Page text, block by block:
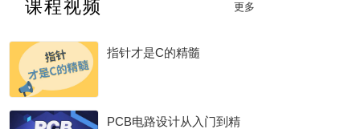
课程视频 更多
指针才是C的精髓
PCB电路设计从入门到精